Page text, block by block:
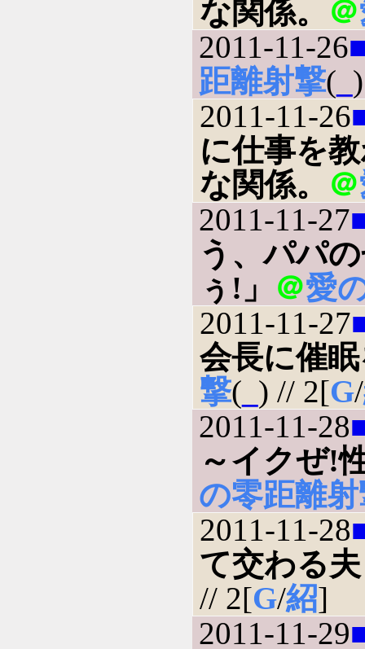
な関係。
＠
2011-11-26
距離射撃(
2011-11-26
に仕事を
な関係。
＠
2011-11-27
う、パパ
ぅ!」
＠愛
2011-11-27
会長に催
撃( ) // 2[G/
2011-11-28
～イクぜ!
の零距離
2011-11-28
て交わる
// 2[G/紹]
2011-11-29